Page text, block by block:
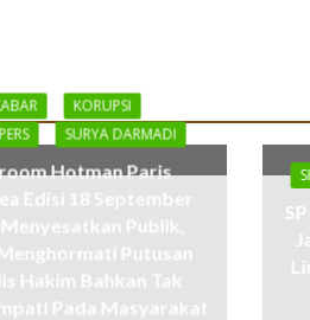
KORUPSI
SURYA DARMADI
Hotman Paris
Edisi 18 September
Menyesatkan Publik,
Putusan
Hakim Bahkan Tak
Pada Masyarakat